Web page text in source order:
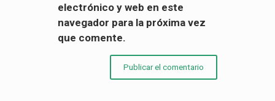
electrónico y web en este
navegador para la próxima vez
que comente.